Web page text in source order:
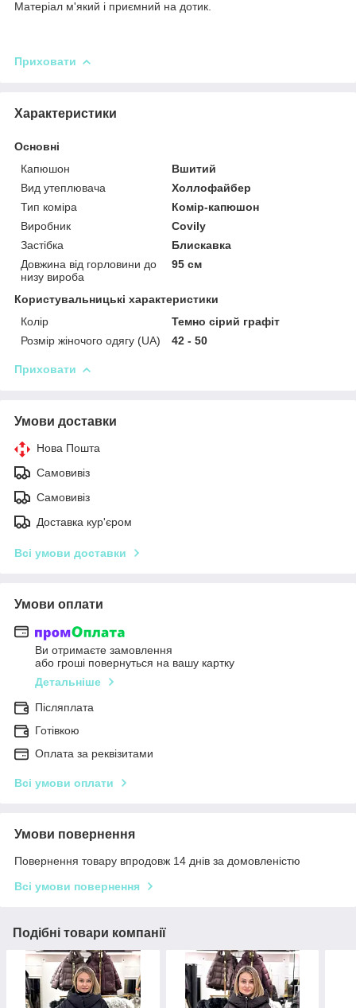
Матеріал м'який і приємний на дотик.
Приховати
Характеристики
Основні
Капюшон
Вшитий
Вид утеплювача
Холлофайбер
Тип коміра
Комір-капюшон
Виробник
Covily
Застібка
Блискавка
Довжина від горловини до
низу вироба
95 см
Користувальницькі характеристики
Колір
Темно сірий графіт
Розмір жіночого одягу (UA)
42 - 50
Приховати
Умови доставки
Нова Пошта
Самовивіз
Самовивіз
Доставка кур'єром
Всі умови доставки
Умови оплати
Ви отримаєте замовлення
або гроші повернуться на вашу картку
Детальніше
Післяплата
Готівкою
Оплата за реквізитами
Всі умови оплати
Умови повернення
Повернення товару впродовж 14 днів за домовленістю
Всі умови повернення
Подібні товари компанії